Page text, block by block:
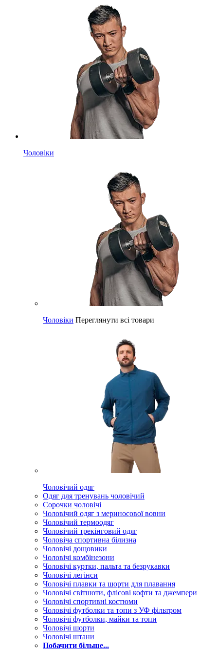
Чоловіки
Чоловіки Переглянути всі товари
Чоловічий одяг
Одяг для тренувань чоловічий
Сорочки чоловічі
Чоловічий одяг з мериносової вовни
Чоловічий термоодяг
Чоловічий трекінговий одяг
Чоловіча спортивна білизна
Чоловічі дощовики
Чоловічі комбінезони
Чоловічі куртки, пальта та безрукавки
Чоловічі легінси
Чоловічі плавки та шорти для плавання
Чоловічі світшоти, флісові кофти та джемпери
Чоловічі спортивні костюми
Чоловічі футболки та топи з УФ фільтром
Чоловічі футболки, майки та топи
Чоловічі шорти
Чоловічі штани
Побачити більше...